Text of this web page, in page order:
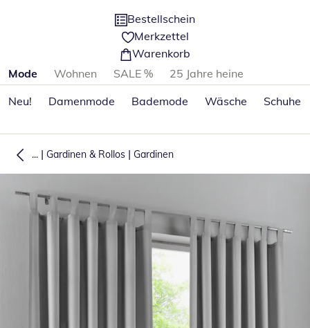
Bestellschein
Merkzettel
Warenkorb
Produktkategorien überspringen
Mode Wohnen SALE %
25 Jahre heine
Neu!
Damenmode Bademode Wäsche Schuhe
... | Gardinen & Rollos | Gardinen